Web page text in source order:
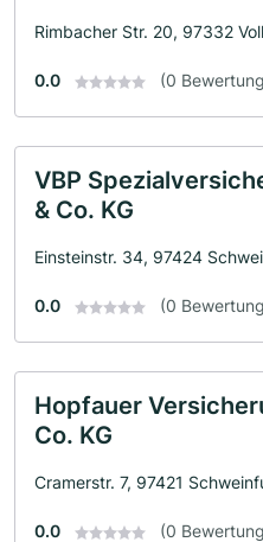
Rimbacher Str. 20, 97332
0.0 (0
VBP
& Co. KG
Einsteinstr. 34, 97424
0.0 (0
Hopfauer
Co. KG
Cramerstr. 7, 97421
0.0 (0